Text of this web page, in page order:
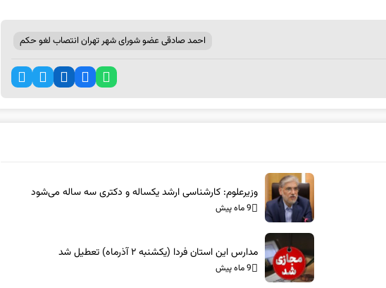
احمد صادقی عضو شورای شهر تهران انتصاب لغو حکم
وزیرعلوم: کارشناسی ارشد یکساله و دکتری سه ساله می‌شود
9 ماه پیش
مدارس این استان فردا (یکشنبه ۲ آذرماه) تعطیل شد
9 ماه پیش